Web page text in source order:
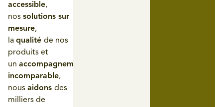
accessible,
nos solutions sur
mesure,
la qualité de nos
produits et
un accompagnement
incomparable,
nous aidons des
milliers de